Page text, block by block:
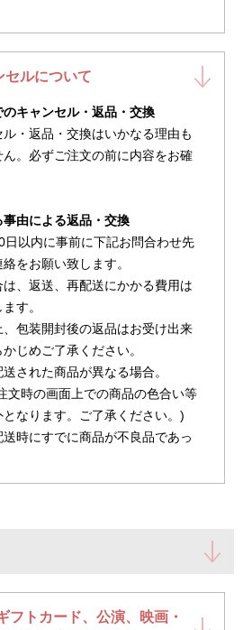
セルについて
キャンセル・返品・交換
・返品・交換はいかなる理由も
。必ずご注文の前に内容をお確
由による返品・交換
日以内に事前に下記お問合わせ先
をお願い致します。
、返送、再配送にかかる費用は
す。
包装開封後の返品はお受け出来
じめご了承ください。
された商品が異なる場合。
時の画面上での商品の色合い等
なります。ご了承ください。)
送時にすでに商品が不良品であっ
フトカード、公演、映画・